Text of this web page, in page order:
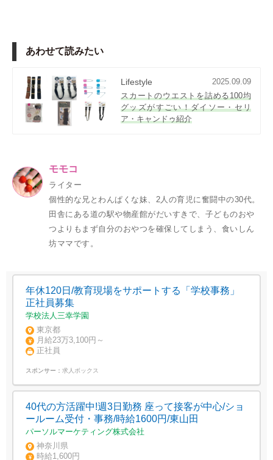
あわせて読みたい
Lifestyle
2025.09.09
スカートのウエストを詰める100均
グッズがすごい！ダイソー・セリ
ア・キャンドゥ紹介
モモコ
ライター
個性的な兄とわんぱくな妹、2人の育児に奮闘中の30代。
田舎にある道の駅や物産館がだいすきで、子どものおや
つよりもまず自分のおやつを確保してしまう、食いしん
坊ママです。
年休120日/教育現場をサポートする「学校事務」
正社員募集
学校法人三幸学園
東京都
月給23万3,100円～
正社員
スポンサー： 求人ボックス
40代の方活躍中!週3日勤務 座って接客が中心/ショ
ールーム受付・事務/時給1600円/東山田
パーソルマーケティング株式会社
神奈川県
時給1,600円